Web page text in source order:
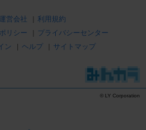
運営会社 | 利用規約
リシー
| プライバシーセンター
ン
| ヘルプ | サイトマップ
© LY Corporation